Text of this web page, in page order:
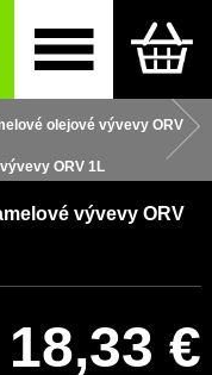
olejové vývevy ORV
ORV 1L
vývevy ORV
18,33 €